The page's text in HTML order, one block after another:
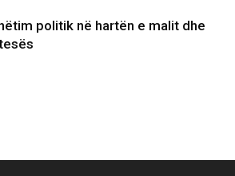
politik në hartën e malit dhe